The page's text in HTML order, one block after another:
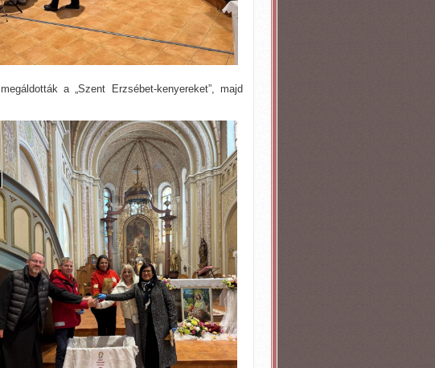
a „Szent Erzsébet-kenyereket”, majd